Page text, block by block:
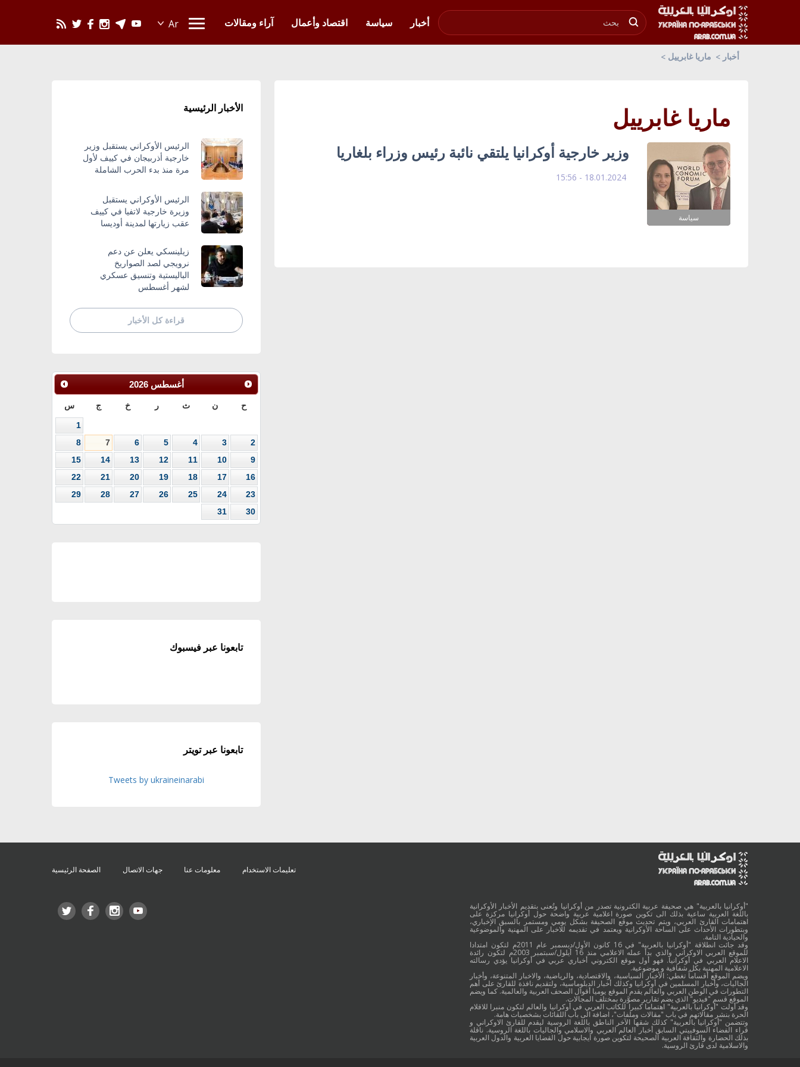
أخبار
سياسة اقتصاد وأعمال آراء ومقالات
أخبار ماريا غابرييل
ماريا غابرييل
سياسة
وزير خارجية أوكرانيا يلتقي نائبة رئيس وزراء بلغاريا
18.01.2024 - 15:56
الأخبار الرئيسية
الرئيس الأوكراني يستقبل وزير
خارجية أذربيجان في كييف لأول
مرة منذ بدء الحرب الشاملة
الرئيس الأوكراني يستقبل
وزيرة خارجية لاتفيا في كييف
عقب زيارتها لمدينة أوديسا
زيلينسكي يعلن عن دعم
نرويجي لصد الصواريخ
الباليستية وتنسيق عسكري
لشهر أغسطس
قراءة كل الأخبار
أغسطس 2026
ح ن ث ر خ ج س
1
2
3
4
5
6
7
8
9
10
11
12
13
14
15
16
17
18
19
20
21
22
23
24
25
26
27
28
29
30
31
تابعونا عبر فيسبوك
تابعونا عبر تويتر
Tweets by ukraineinarabi
"أوكرانيا بالعربية" هي صحيفة عربية الكترونية تصدر من أوكرانيا وتُعنى بتقديم الأخبار الأوكرانية
باللغة العربية ساعية بذلك الى تكوين صورة اعلامية عربية واضحة حول أوكرانيا مركزة على
اهتمامات القارئ العربي، ويتم تحديث موقع الصحيفة بشكل يومي ومستمر بالسبق الإخباري،
وبتطورات الأحداث على الساحة الأوكرانية ويعتمد في تقديمه للاخبار على المهنية والموضوعية
والحيادية التامة.
وقد جائت انطلاقة "أوكرانيا بالعربية" في 16 كانون الأول/ديسمبر عام 2011م لتكون امتدادا
للموقع العربي الاوكراني والذي بدأ عمله الاعلامي منذ 16 أيلول/سبتمبر 2003م لتكون رائدة
الاعلام العربي في أوكرانيا. فهو أول موقع الكتروني أخباري عربي في أوكرانيا يؤدي رسالته
الاعلامية المهنية بكل شفافية و موضوعية.
ويضم الموقع أقساماً تغطي: الأخبار السياسية، والاقتصادية، والرياضية، والاخبار المتنوعة، وأخبار
الجاليات، وأخبار المسلمين في أوكرانيا وكذلك أخبار الدبلوماسية، ولتقديم نافذة للقارئ على أهم
التطورات في الوطن العربي والعالم يقدم الموقع يوميا أقوال الصحف العربية والعالمية. كما ويضم
الموقع قسم "فيديو" الذي يضم تقارير مصوَّرة بمختلف المجالات.
وقد أولت "أوكرانيا بالعربية" اهتماما كبيرا للكاتب العربي في أوكرانيا والعالم لتكون منبرا للاقلام
الحرة بنشر مقالاتهم في باب "مقالات وملفات"، اضافة الى باب اللقائات بشخصيات هامة.
وتتضمن "أوكرانيا بالعربية" كذلك شقها الآخر الناطق باللغة الروسية ليقدم للقارئ الاوكراني و
قراء الفضاء السوفييتي السابق أخبار العالم العربي والاسلامي والجاليات باللغة الروسية. ناقلة
بذلك الحضارة والثقافة العربية الصحيحة لتكوين صورة ايجابية حول القضايا العربية والدول العربية
والاسلامية لدى قارئ الروسية.
تعليمات الاستخدام معلومات عنا جهات الاتصال الصفحة الرئيسية